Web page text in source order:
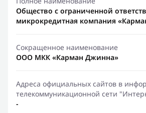
Общество с ограниченной
микрокредитная компания
Сокращенное наименование
ООО МКК «Карман Джинна»
Адреса официальных сайтов в
телекоммуникационной сети
-